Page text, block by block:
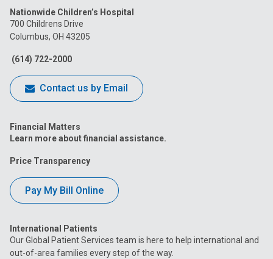
on
Facebook
on
on
Nationwide Children’s Hospital
700 Childrens Drive
Columbus, OH 43205
(614) 722-2000
Contact us by Email
Financial Matters
Learn more about financial assistance.
Price Transparency
Pay My Bill Online
International Patients
Our Global Patient Services team is here to help international and
out-of-area families every step of the way.